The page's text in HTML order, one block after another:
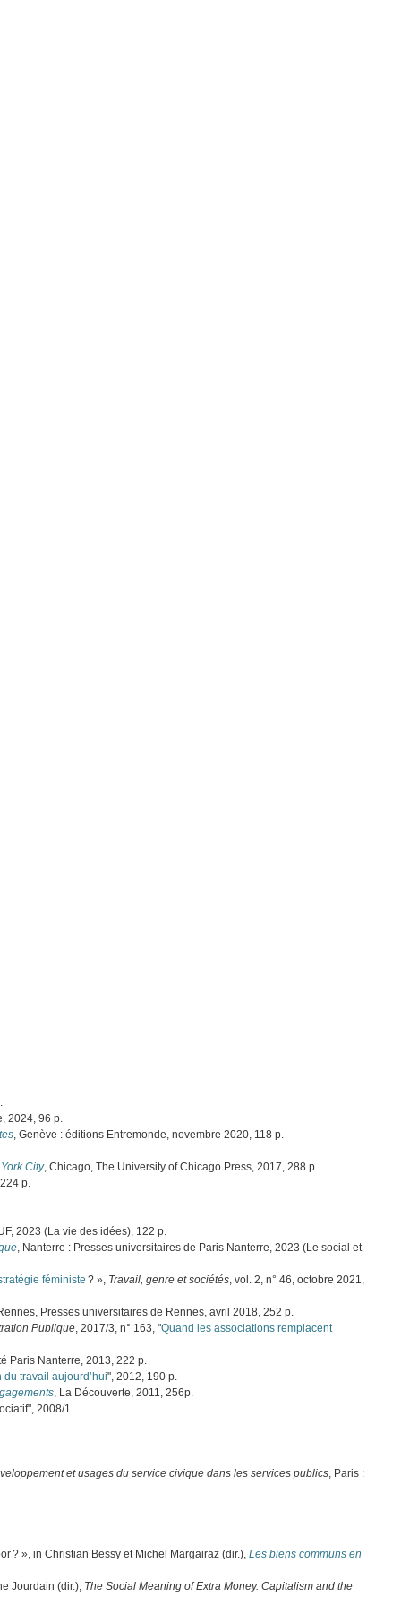
2024, 96 p.
, Genève : éditions Entremonde, novembre 2020, 118 p.
City, Chicago, The University of Chicago Press, 2017, 288 p.
p.
2023 (La vie des idées), 122 p.
, Nanterre : Presses universitaires de Paris Nanterre, 2023 (Le social et
féministe? », Travail, genre et sociétés, vol. 2, n° 46, octobre 2021,
Presses universitaires de Rennes, avril 2018, 252 p.
Publique, 2017/3, n° 163, "Quand les associations remplacent
Paris Nanterre, 2013, 222 p.
du travail aujourd’hui", 2012, 190 p.
, La Découverte, 2011, 256p.
2008/1.
et usages du service civique dans les services publics, Paris :
? », in Christian Bessy et Michel Margairaz (dir.),Les biens communs en
Jourdain (dir.), The Social Meaning of Extra Money. Capitalism and the